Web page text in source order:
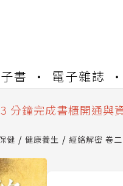
書 電子雜誌
位閱讀資產合併與書
3 分鐘完成書櫃開通與
位閱讀資產合併與書櫃
健 健康養生 經絡解密 卷二